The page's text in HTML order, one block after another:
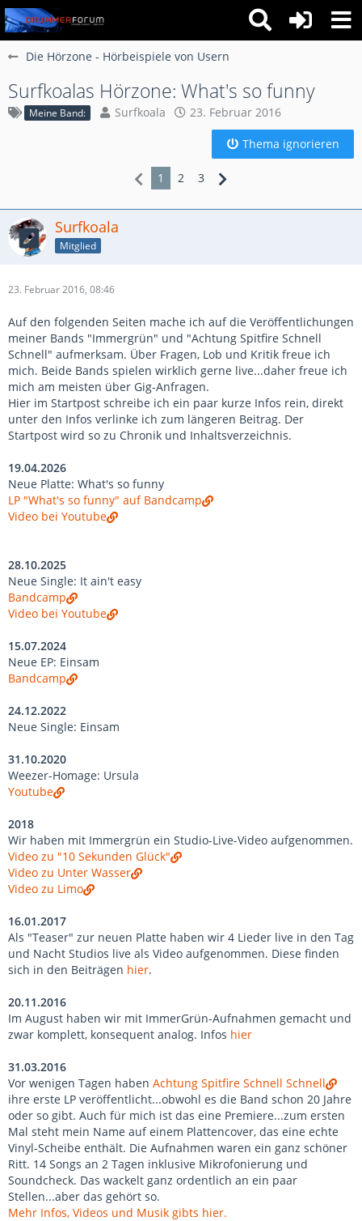
Die Hörzone - Hörbeispiele von Usern
Surfkoalas Hörzone: What's so funny
Meine Band: Surfkoala 23. Februar 2016
Thema ignorieren
1 2 3
Surfkoala
Mitglied
23. Februar 2016, 08:46
Auf den folgenden Seiten mache ich auf die Veröffentlichungen
meiner Bands "Immergrün" und "Achtung Spitfire Schnell
Schnell" aufmerksam. Über Fragen, Lob und Kritik freue ich
mich. Beide Bands spielen wirklich gerne live...daher freue ich
mich am meisten über Gig-Anfragen.
Hier im Startpost schreibe ich ein paar kurze Infos rein, direkt
unter den Infos verlinke ich zum längeren Beitrag. Der
Startpost wird so zu Chronik und Inhaltsverzeichnis.
19.04.2026
Neue Platte: What's so funny
LP "What's so funny" auf Bandcamp
Video bei Youtube
28.10.2025
Neue Single: It ain't easy
Bandcamp
Video bei Youtube
15.07.2024
Neue EP: Einsam
Bandcamp
24.12.2022
Neue Single: Einsam
31.10.2020
Weezer-Homage: Ursula
Youtube
2018
Wir haben mit Immergrün ein Studio-Live-Video aufgenommen.
Video zu "10 Sekunden Glück"
Video zu Unter Wasser
Video zu Limo
16.01.2017
Als "Teaser" zur neuen Platte haben wir 4 Lieder live in den Tag
und Nacht Studios live als Video aufgenommen. Diese finden
sich in den Beiträgen hier.
20.11.2016
Im August haben wir mit ImmerGrün-Aufnahmen gemacht und
zwar komplett, konsequent analog. Infos hier
31.03.2016
Vor wenigen Tagen haben Achtung Spitfire Schnell Schnell
ihre erste LP veröffentlicht...obwohl es die Band schon 20 Jahre
oder so gibt. Auch für mich ist das eine Premiere...zum ersten
Mal steht mein Name auf einem Plattencover, das eine echte
Vinyl-Scheibe enthält. Die Aufnahmen waren ein ganz schöner
Ritt. 14 Songs an 2 Tagen inklusive Mikrofonierung und
Soundcheck. Das wackelt ganz ordentlich an ein paar
Stellen...aber das gehört so.
Mehr Infos, Videos und Musik gibts hier.